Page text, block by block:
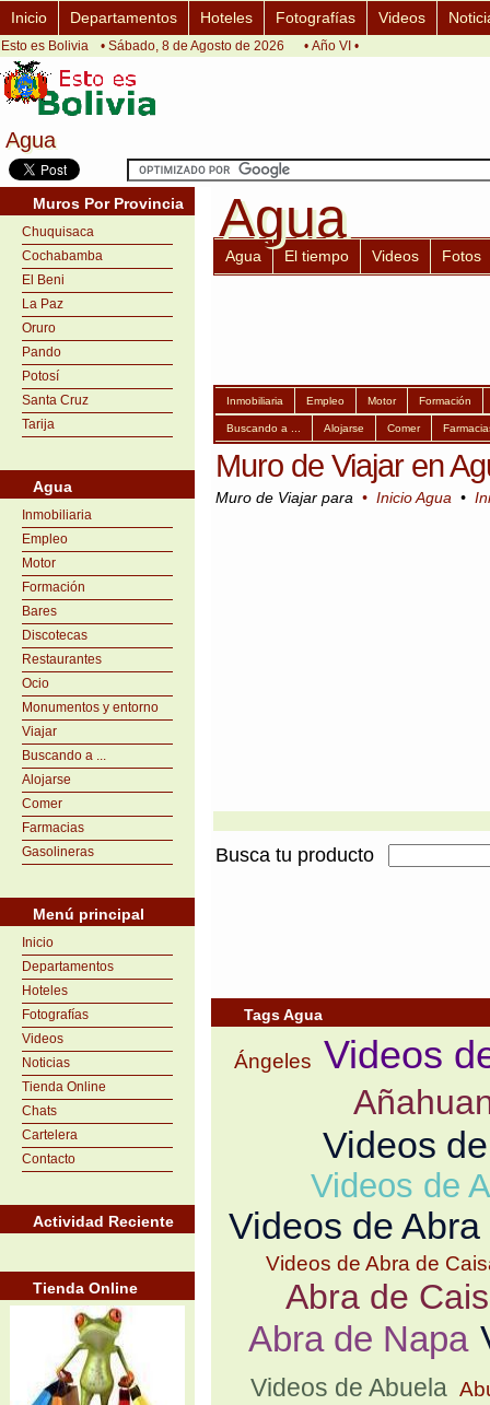
Agua
Agua
Inicio Departamentos Hoteles Fotografías Videos
Esto es Bolivia • Sábado, 8 de Agosto de 2026 • Año VI •
Muros Por Provincia
Chuquisaca
Cochabamba
El Beni
La Paz
Oruro
Pando
Potosí
Santa Cruz
Tarija
Agua
Inmobiliaria
Empleo
Motor
Formación
Bares
Discotecas
Restaurantes
Ocio
Monumentos y entorno
Viajar
Buscando a ...
Alojarse
Comer
Farmacias
Gasolineras
Menú principal
Inicio
Departamentos
Hoteles
Fotografías
Videos
Noticias
Tienda Online
Chats
Cartelera
Contacto
Actividad Reciente
Tienda Online
Agua
Agua
Agua El tiempo Videos Fotos
Inmobiliaria Empleo Motor Formación
Buscando a ... Alojarse Comer
Muro de Viajar en
Muro de Viajar para • Inicio Agua •
Busca tu producto
Tags Agua
Ángeles Videos
Videos
Videos de
Videos de
Videos de Abra de
Abra de
Abra de Napa
Videos de Abuela